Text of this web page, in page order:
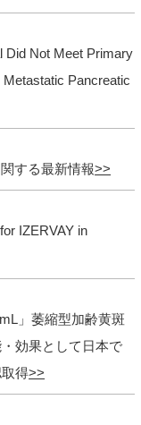
Did Not Meet Primary
Pancreatic
する最新情報
IZERVAY in
」萎縮型加齢黄斑
効果として日本で
得